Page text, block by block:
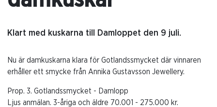
Klart med kuskarna till Damloppet den 9 juli.
Nu är damkuskarna klara för Gotlandssmycket där vinnaren
erhåller ett smycke från Annika Gustavsson Jewellery.
Prop. 3. Gotlandssmycket - Damlopp
Ljus anmälan. 3-åriga och äldre 70.001 - 275.000 kr.